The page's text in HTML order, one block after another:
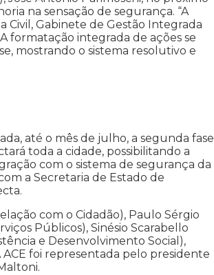
na sensação de segurança. “A
Gabinete de Gestão Integrada
formatação integrada de ações se
mostrando o sistema resolutivo e
até o mês de julho, a segunda fase
toda a cidade, possibilitando a
com o sistema de segurança da
a Secretaria de Estado de
com o Cidadão), Paulo Sérgio
Públicos), Sinésio Scarabello
e Desenvolvimento Social),
foi representada pelo presidente